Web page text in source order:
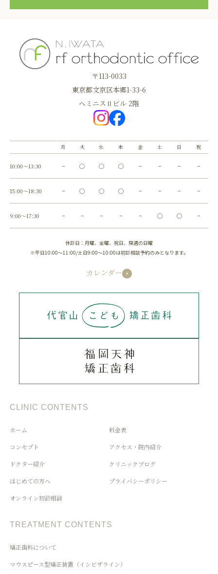
〒113-0033
東京都文京区本郷1-33-6
へミニスⅡビル 2階
月 火 水 木 金 土 日 祝
10:00～13:30 − ◯ ◯ ◯ − − − −
15:00～18:30 − ◯ ◯ ◯ − − − −
9:00～17:30 − − − − − ◯ ◯ −
休診日：月曜、金曜、祝日、隔週の日曜
※平日10:00～11:00/土日9:00～10:00は初診相談予約のみとなります。
カレンダー
CLINIC CONTENTS
ホーム
コンセプト
ドクター紹介
はじめての方へ
オンライン初診相談
料金表
アクセス・院内紹介
クリニックブログ
プライバシーポリシー
TREATMENT CONTENTS
矯正歯科について
マウスピース型矯正装置（インビザライン）